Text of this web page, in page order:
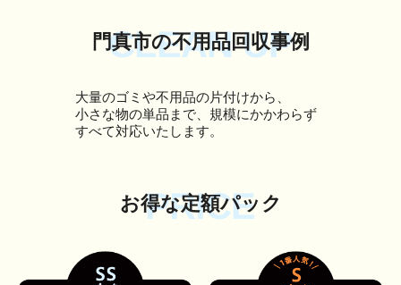
CLEAN UP
門真市の不用品回収事例
大量のゴミや不用品の片付けから、
小さな物の単品まで、規模にかかわらず
すべて対応いたします。
PRICE
お得な定額パック